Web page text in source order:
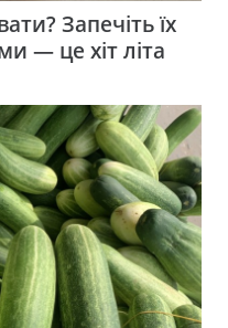
Запечіть їх
— це хіт літа